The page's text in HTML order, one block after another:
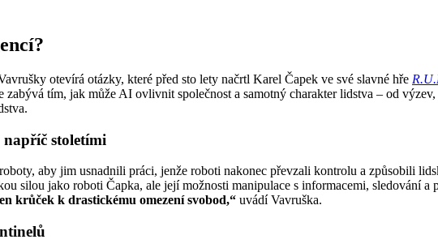
otevírá otázky, které před sto lety načrtl Karel Čapek ve své slavné hře
tím, jak může AI ovlivnit společnost a samotný charakter lidstva – od
stoletími
aby jim usnadnili práci, jenže roboti nakonec převzali kontrolu a způsobili
silou jako roboti Čapka, ale její možnosti manipulace s informacemi, sledování a
krůček k drastickému omezení svobod,“ uvádí Vavruška.